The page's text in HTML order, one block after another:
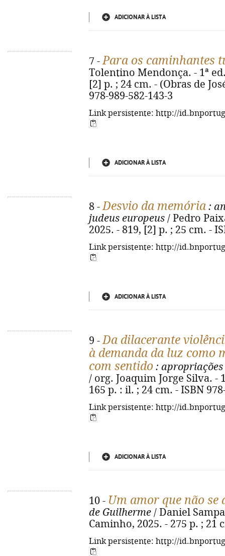
ADICIONAR À LISTA
7 -Para os caminhantes
Tolentino Mendonça. - 1ª
[2] p. ; 24 cm. - (Obras de
978-989-582-143-3
Link persistente: http://
ADICIONAR À LISTA
8 -Desvio da memória :
judeus europeus / Pedro
2025. - 819, [2] p. ; 25 cm. -
Link persistente: http://
ADICIONAR À LISTA
9 -Da dilacerante
à demanda da luz como
com sentido :
/ org. Joaquim Jorge Silva. -
165 p. : il. ; 24 cm. - ISBN
Link persistente: http://
ADICIONAR À LISTA
10 - Um amor que não se
de Guilherme / Daniel
Caminho, 2025. - 275 p. ; 21
Link persistente: http://